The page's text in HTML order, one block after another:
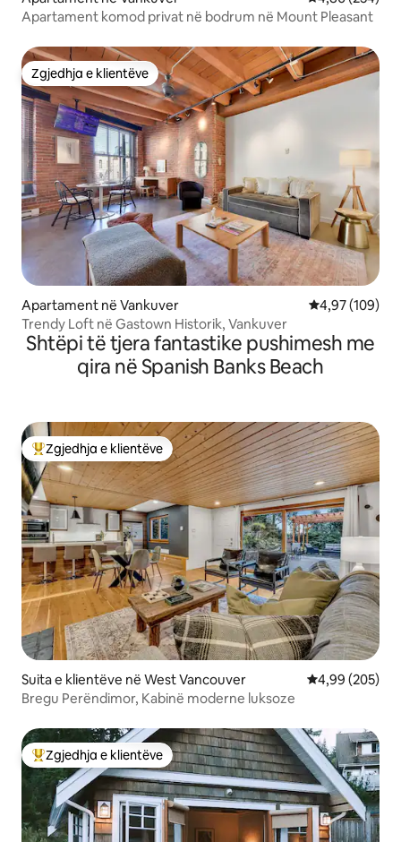
Apartament komod privat në bodrum në Mount Pleasant
Zgjedhja e klientëve
Zgjedhja e klientëve
Apartament në Vankuver Vlerësimi
4,97 (109)
Trendy Loft në Gastown Historik, Vankuver
Shtëpi të tjera fantastike pushimesh me
qira në Spanish Banks Beach
Më të mirat e zgjedhjeve të klientëve
Zgjedhja e klientëve
Suita e klientëve në West Vancouver Vlerësimi
4,99 (205)
Bregu Perëndimor, Kabinë moderne luksoze
Më të mirat e zgjedhjeve të klientëve
Zgjedhja e klientëve